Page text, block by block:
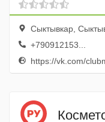
Сыктывкар,
+790912153...
https://vk.com/